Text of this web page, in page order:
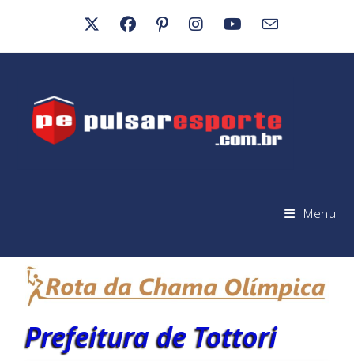
Menu
Prefeitura de Tottori